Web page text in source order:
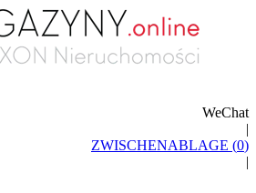
WeChat
|
ZWISCHENABLAGE (0)
|